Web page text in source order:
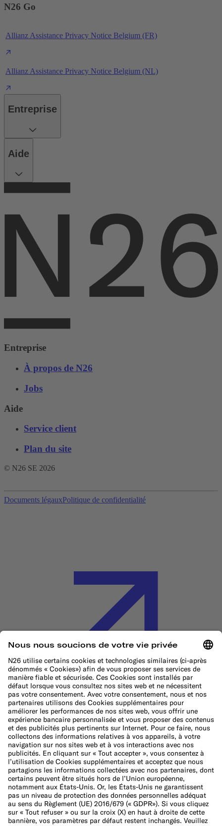
N26 Go
Allianz Assistance Privacy Notice Belgium (FR)
Allianz Assistance Privacy Notice Belgium (NL)
Entreprise
Aide
Entreprise
À propos de N26
Jobs
Aide
Service client
Plan du site
© N26 SE 2026
Documents légauxPolitique de confidentialité
Politique en matière de cookies